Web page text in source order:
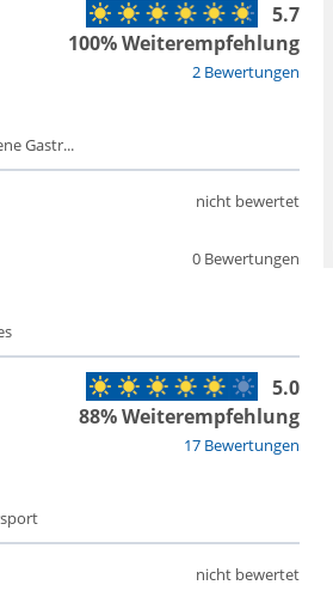
2 Bewertungen
5.7
100% Weiterempfehlung
Gastr...
0 Bewertungen
nicht bewertet
17 Bewertungen
5.0
88% Weiterempfehlung
nicht bewertet